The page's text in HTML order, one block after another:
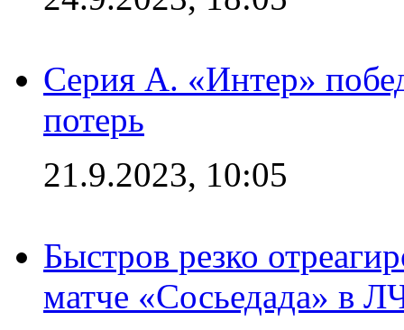
Серия А. «Интер»
потерь
21.9.2023, 10:05
Быстров резко
матче «Сосьедада» в